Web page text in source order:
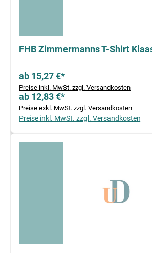
FHB Zimmermanns T-Shirt
ab 15,27 €*
Preise inkl. MwSt. zzgl. Versandkosten
ab 12,83 €*
Preise exkl. MwSt. zzgl. Versandkosten
Preise inkl. MwSt. zzgl. Versandkosten